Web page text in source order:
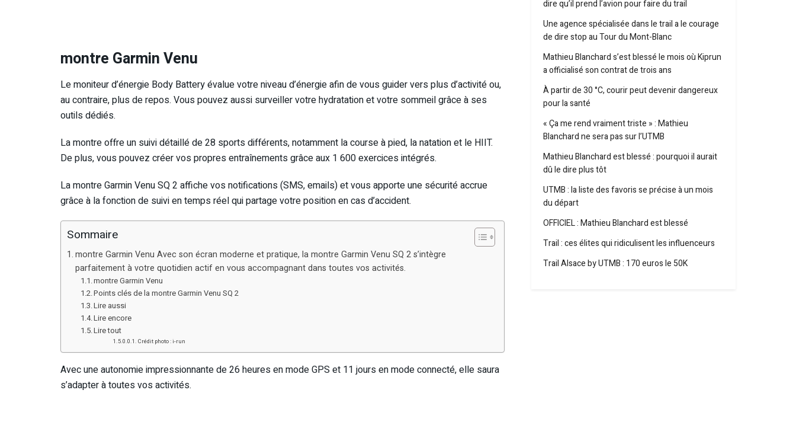
montre Garmin Venu
Le moniteur d’énergie Body Battery évalue votre niveau d’énergie afin de vous guider vers plus d’activité ou,
au contraire, plus de repos. Vous pouvez aussi surveiller votre hydratation et votre sommeil grâce à ses
outils dédiés.
La montre offre un suivi détaillé de 28 sports différents, notamment la course à pied, la natation et le HIIT.
De plus, vous pouvez créer vos propres entraînements grâce aux 1 600 exercices intégrés.
La montre Garmin Venu SQ 2 affiche vos notifications (SMS, emails) et vous apporte une sécurité accrue
grâce à la fonction de suivi en temps réel qui partage votre position en cas d’accident.
Sommaire
montre Garmin Venu Avec son écran moderne et pratique, la montre Garmin Venu SQ 2 s’intègre
parfaitement à votre quotidien actif en vous accompagnant dans toutes vos activités.
montre Garmin Venu
Points clés de la montre Garmin Venu SQ 2
Lire aussi
Lire encore
Lire tout
Crédit photo : i-run
Avec une autonomie impressionnante de 26 heures en mode GPS et 11 jours en mode connecté, elle saura
s’adapter à toutes vos activités.
dire qu’il prend l’avion pour faire du trail
Une agence spécialisée dans le trail a le courage
de dire stop au Tour du Mont-Blanc
Mathieu Blanchard s’est blessé le mois où Kiprun
a officialisé son contrat de trois ans
À partir de 30 °C, courir peut devenir dangereux
pour la santé
« Ça me rend vraiment triste » : Mathieu
Blanchard ne sera pas sur l’UTMB
Mathieu Blanchard est blessé : pourquoi il aurait
dû le dire plus tôt
UTMB : la liste des favoris se précise à un mois
du départ
OFFICIEL : Mathieu Blanchard est blessé
Trail : ces élites qui ridiculisent les influenceurs
Trail Alsace by UTMB : 170 euros le 50K